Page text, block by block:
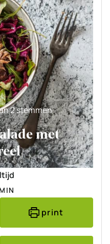
2stemmen
met
MINUTEN
MIN
print